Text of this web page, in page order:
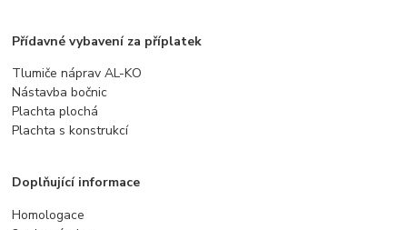
Přídavné vybavení za příplatek
Tlumiče náprav AL-KO
Nástavba bočnic
Plachta plochá
Plachta s konstrukcí
Doplňující informace
Homologace